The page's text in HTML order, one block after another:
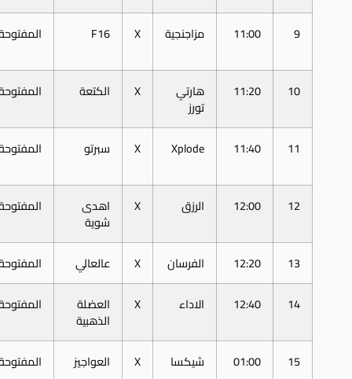
9
11:00 مزاجنجية X
F16
10
11:20 هارتي
تورز
X الكتعة
11
11:40
Xplode
X سبرتو
12
12:00 الرزق X اهدى
شوية
13
12:20 الفرسان X عالعالي
14
12:40 الاداء X العضلة
الذهبية
15
01:00 شيكسا X العواجيز